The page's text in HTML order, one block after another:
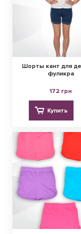
Шорты кант для
фуликра
172 грн
Купить